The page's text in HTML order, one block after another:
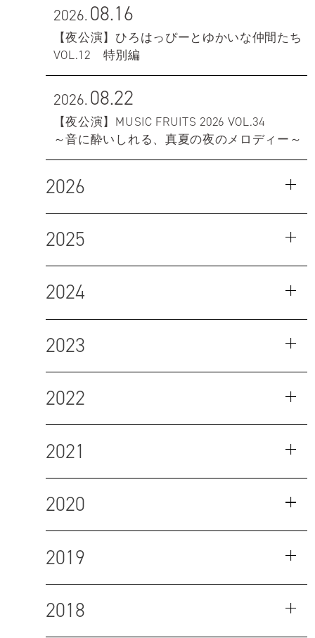
2026.08.16
【夜公演】ひろはっぴーとゆかいな仲間たち
VOL.12 特別編
2026.08.22
【夜公演】MUSIC FRUITS 2026 VOL.34
～音に酔いしれる、真夏の夜のメロディー～
2026
2025
2024
2023
2022
2021
2020
2019
2018